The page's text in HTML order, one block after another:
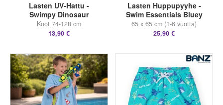
Lasten UV-Hattu -
Swimpy Dinosaur
Koot 74-128 cm
13,90 €
Lasten Huppupyyhe -
Swim Essentials Bluey
65 x 65 cm (1-6 vuotta)
25,90 €